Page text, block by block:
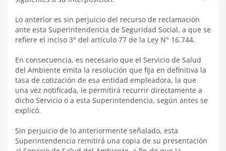
Lo anterior es sin perjuicio del recurso de reclamación
ante esta Superintendencia de Seguridad Social, a que se
refiere el inciso 3° del artículo 77 de la Ley N° 16.744.
En consecuencia, es necesario que el Servicio de Salud
del Ambiente emita la resolución que fija en definitiva la
tasa de cotización de esa entidad empleadora, la que
una vez notificada, le permitirá recurrir directamente a
dicho Servicio o a esta Superintendencia, según antes se
explicó.
Sin perjuicio de lo anteriormente señalado, esta
Superintendencia remitirá una copia de su presentación